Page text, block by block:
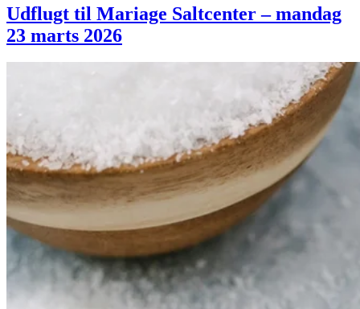
Udflugt til Mariage Saltcenter – mandag
23 marts 2026